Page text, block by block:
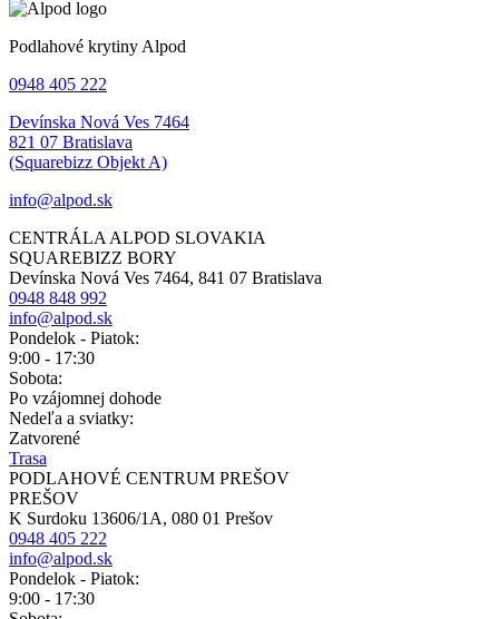
Podlahové krytiny Alpod
0948 405 222
Devínska Nová Ves 7464
821 07 Bratislava
(Squarebizz Objekt A)
info@alpod.sk
CENTRÁLA ALPOD SLOVAKIA
SQUAREBIZZ BORY
Devínska Nová Ves 7464, 841 07 Bratislava
0948 848 992
info@alpod.sk
Pondelok - Piatok:
9:00 - 17:30
Sobota:
Po vzájomnej dohode
Nedeľa a sviatky:
Zatvorené
Trasa
PODLAHOVÉ CENTRUM PREŠOV
PREŠOV
K Surdoku 13606/1A, 080 01 Prešov
0948 405 222
info@alpod.sk
Pondelok - Piatok:
9:00 - 17:30